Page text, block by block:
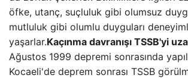
öfke, utanç, suçluluk gibi olumsuz
mutluluk gibi olumlu duyguları
yaşarlar.Kaçınma davranışı TSSB'yi
Ağustos 1999 depremi sonrasında
Kocaeli'de deprem sonrası TSSB